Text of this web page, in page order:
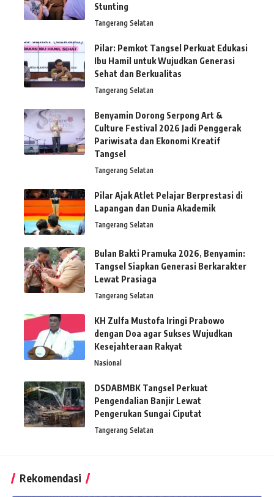
Stunting
Tangerang Selatan
Pilar: Pemkot Tangsel Perkuat Edukasi
Ibu Hamil untuk Wujudkan Generasi
Sehat dan Berkualitas
Tangerang Selatan
Benyamin Dorong Serpong Art &
Culture Festival 2026 Jadi Penggerak
Pariwisata dan Ekonomi Kreatif
Tangsel
Tangerang Selatan
Pilar Ajak Atlet Pelajar Berprestasi di
Lapangan dan Dunia Akademik
Tangerang Selatan
Bulan Bakti Pramuka 2026, Benyamin:
Tangsel Siapkan Generasi Berkarakter
Lewat Prasiaga
Tangerang Selatan
KH Zulfa Mustofa Iringi Prabowo
dengan Doa agar Sukses Wujudkan
Kesejahteraan Rakyat
Nasional
DSDABMBK Tangsel Perkuat
Pengendalian Banjir Lewat
Pengerukan Sungai Ciputat
Tangerang Selatan
Rekomendasi